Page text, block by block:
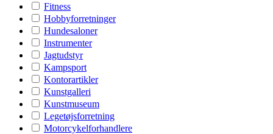
Fitness
Hobbyforretninger
Hundesaloner
Instrumenter
Jagtudstyr
Kampsport
Kontorartikler
Kunstgalleri
Kunstmuseum
Legetøjsforretning
Motorcykelforhandlere